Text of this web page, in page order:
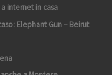
internet in casa
Elephant Gun – Beirut